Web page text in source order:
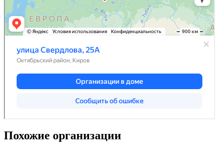
Похожие организации